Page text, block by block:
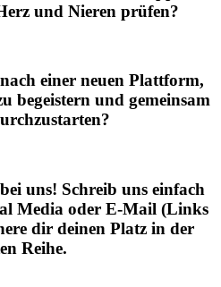
und Nieren prüfen?
einer neuen Plattform,
begeistern und gemeinsam
uns! Schreib uns einfach
Media oder E-Mail (Links
dir deinen Platz in der
Reihe.